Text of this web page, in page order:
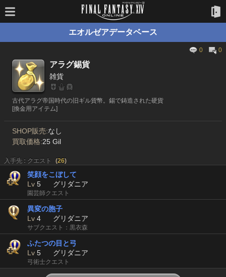
エオルゼアデータベース
0 0
アラグ錫貨
雑貨
古代アラグ帝国時代の旧ギル貨幣。錫で鋳造された硬貨
[換金用アイテム]
SHOP販売:なし
買取価格:25 Gil
入手先 : クエスト (26)
笑顔をこぼして
Lv 5 グリダニア
園芸師クエスト
異変の胞子
Lv 4 グリダニア
サブクエスト：黒衣森
ふたつの目と弓
Lv 5 グリダニア
弓術士クエスト